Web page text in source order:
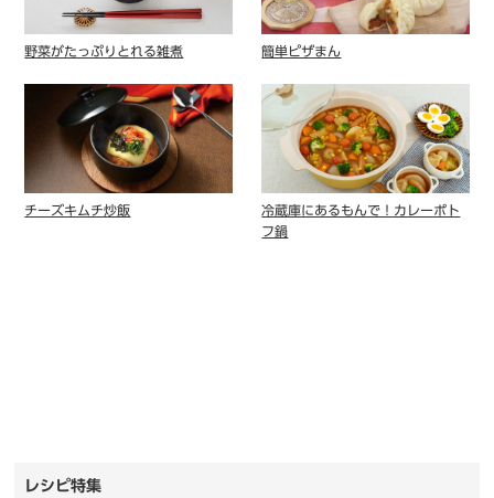
野菜がたっぷりとれる雑煮 簡単ピザまん
チーズキムチ炒飯
冷蔵庫にあるもんで！カレーポト
フ鍋
レシピ特集